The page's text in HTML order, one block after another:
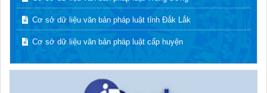
Cơ sở dữ liệu văn bản pháp luật tỉnh Đắk Lắk
Cơ sở dữ liệu văn bản pháp luật cấp huyện